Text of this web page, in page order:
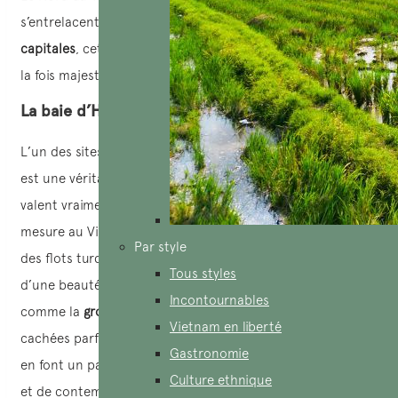
Par style
Tous styles
Incontournables
Vietnam en liberté
Gastronomie
Culture ethnique
s’entrelacent. Entre
merveilles karstiquesetanciennes
capitales , cette région illustre à merveille l’âme du pays : à
la fois majestueuse et empreinte de sérénité.
La baie d’Ha Long et l’archipel de Cát Bà
L’un des sites les plus mythiques d’Asie,la baie d’Ha Long
est une véritable symphonie de pierre et d’eau. Et ces sites
valent vraiment la peine d’être inclus dans un voyage sur
mesure au Vietnam. Des milliers d’îlots calcaires surgissent
des flots turquoise du golfe du Tonkin, formant un paysage
d’une beauté presque irréelle. Ses grottes spectaculaires,
comme la grotte des Surprises (Hang Sửng Sốt)
cachées parfaites pour le kayak et sa faune marine variée
en font un paradis pour les voyageurs en quête d’aventure
et de contemplation.